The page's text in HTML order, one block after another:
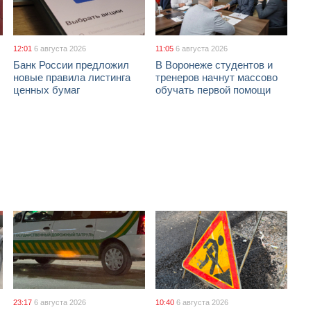
12:01 6 августа 2026
Банк России предложил
новые правила листинга
ценных бумаг
11:05 6 августа 2026
В Воронеже студентов и
тренеров начнут массово
обучать первой помощи
23:17 6 августа 2026 10:40 6 августа 2026